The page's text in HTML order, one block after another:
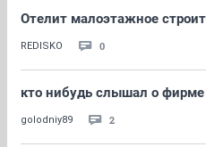
Отелит малоэтажное
REDISKO 0
кто нибудь слышал о
golodniy89 2